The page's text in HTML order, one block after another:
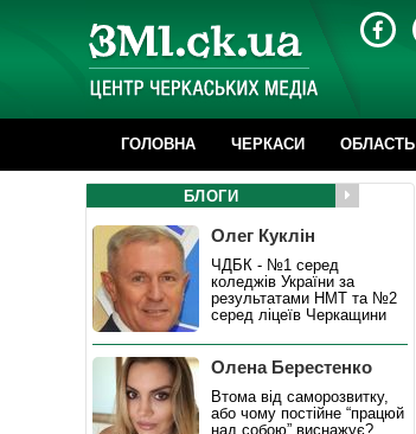
ГОЛОВНА ЧЕРКАСИ ОБЛАСТЬ
БЛОГИ
Олег Куклін
ЧДБК - №1 серед
коледжів України за
результатами НМТ та №2
серед ліцеїв Черкащини
Олена Берестенко
Втома від саморозвитку,
або чому постійне “працюй
над собою” виснажує?